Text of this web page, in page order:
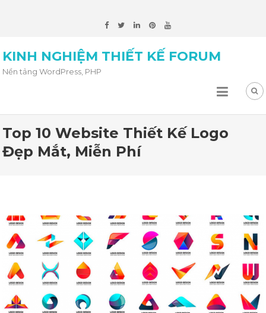
KINH NGHIỆM THIẾT KẾ FORUM
Nền tảng WordPress, PHP
Top 10 Website Thiết Kế Logo
Đẹp Mắt, Miễn Phí